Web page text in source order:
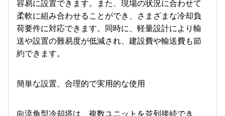
容易に設置できます。また、現場の状況に合わせて
柔軟に組み合わせることができ、さまざまな冷却負
荷要件に対応できます。同時に、軽量設計により輸
送や設置の難易度が低減され、建設費や輸送費も節
約できます。
簡単な設置、合理的で実用的な使用